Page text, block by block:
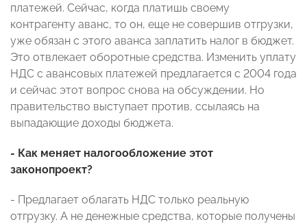
платежей. Сейчас, когда платишь своему
контрагенту аванс, то он, еще не совершив отгрузки,
уже обязан с этого аванса заплатить налог в бюджет.
Это отвлекает оборотные средства. Изменить уплату
НДС с авансовых платежей предлагается с 2004 года
и сейчас этот вопрос снова на обсуждении. Но
правительство выступает против, ссылаясь на
выпадающие доходы бюджета.
- Как меняет налогообложение этот
законопроект?
- Предлагает облагать НДС только реальную
отгрузку. А не денежные средства, которые получены